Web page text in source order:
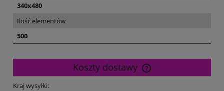
340x480
Ilość elementów
500
Koszty dostawy
Cena nie zawiera ewentualnych kosztów płatności
Kraj wysyłki: